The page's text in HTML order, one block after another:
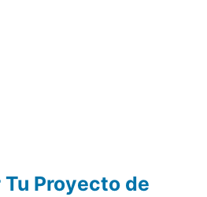
Tu Proyecto de